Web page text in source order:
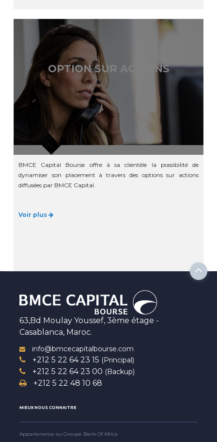
OPTION SUR ACTIONS
BMCE Capital Bourse offre à sa clientèle la possibilité de
dynamiser son placement à travers des options sur actions
diffusées par BMCE Capital.
Voir plus
63,Bd Moulay Youssef, 3ème étage -
Casablanca, Maroc.
info@bmcecapitalbourse.com
+212 5 22 64 23 15 (Principal)
+212 5 22 64 23 00 (Backup)
+212 5 22 48 10 68
MIEUX NOUS CONNAITRE
Appartenance au Groupe Bank Of Africa